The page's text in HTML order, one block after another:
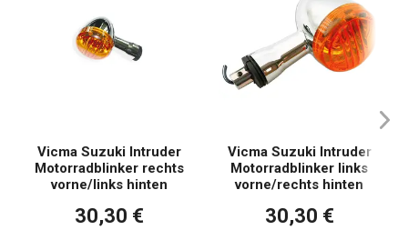
Vicma Suzuki Intruder
Motorradblinker rechts
vorne/links hinten
30,30 €
Vicma Suzuki Intruder
Motorradblinker links
vorne/rechts hinten
30,30 €